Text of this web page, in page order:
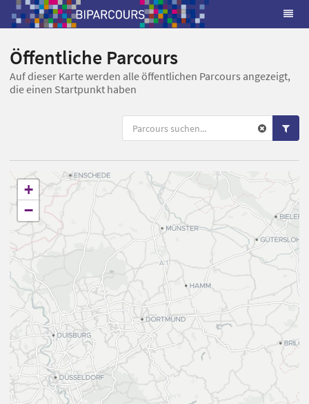
Öffentliche Parcours
Auf dieser Karte werden alle öffentlichen Parcours angezeigt,
die einen Startpunkt haben
+
−